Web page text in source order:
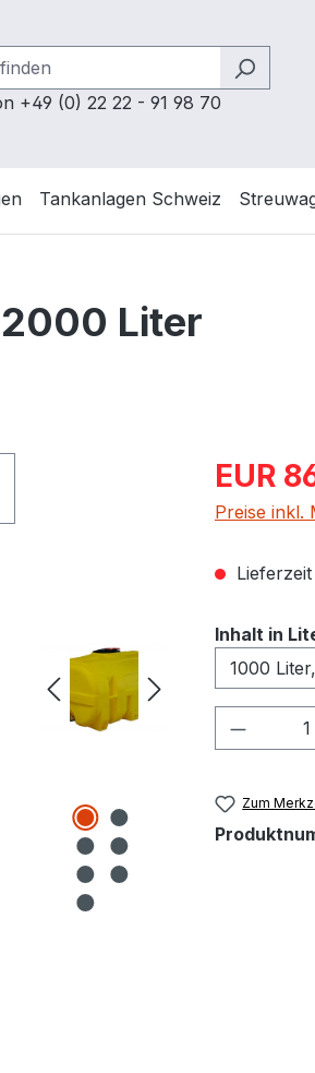
+49 (0) 22 22 - 91 98 70
Tankanlagen Schweiz
Liter
EUR
Preise inkl.
Inhalt in
Zum